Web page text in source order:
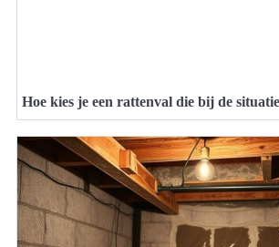
Hoe kies je een rattenval die bij de